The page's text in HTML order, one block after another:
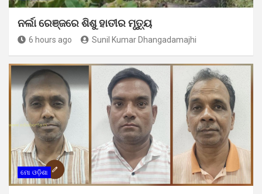
ନର୍ଲା ରେଞ୍ଜରେ ଶିଶୁ ହାତୀର ମୃତ୍ୟୁ
6 hours ago Sunil Kumar Dhangadamajhi
ମୋ ଓଡ଼ିଶା